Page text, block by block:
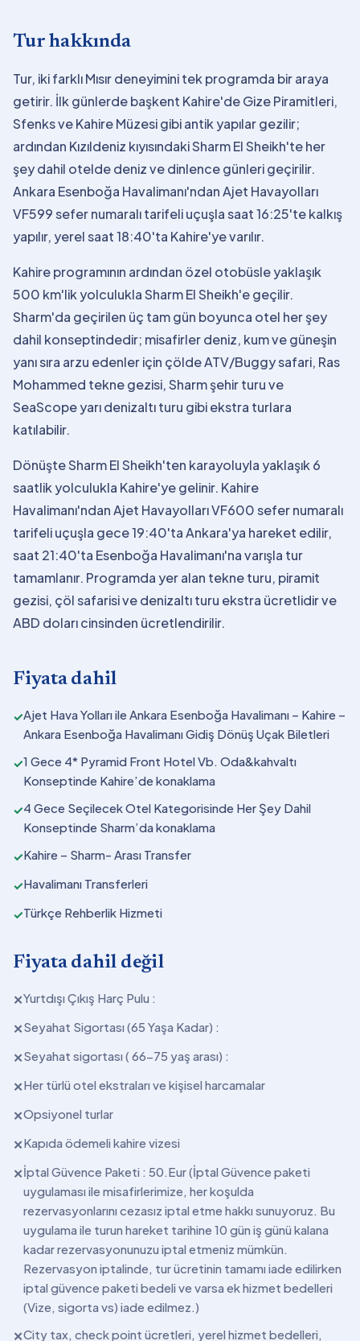
Tur hakkında
Tur, iki farklı Mısır deneyimini tek programda bir araya
getirir. İlk günlerde başkent Kahire'de Gize Piramitleri,
Sfenks ve Kahire Müzesi gibi antik yapılar gezilir;
ardından Kızıldeniz kıyısındaki Sharm El Sheikh'te her
şey dahil otelde deniz ve dinlence günleri geçirilir.
Ankara Esenboğa Havalimanı'ndan Ajet Havayolları
VF599 sefer numaralı tarifeli uçuşla saat 16:25'te kalkış
yapılır, yerel saat 18:40'ta Kahire'ye varılır.
Kahire programının ardından özel otobüsle yaklaşık
500 km'lik yolculukla Sharm El Sheikh'e geçilir.
Sharm'da geçirilen üç tam gün boyunca otel her şey
dahil konseptindedir; misafirler deniz, kum ve güneşin
yanı sıra arzu edenler için çölde ATV/Buggy safari, Ras
Mohammed tekne gezisi, Sharm şehir turu ve
SeaScope yarı denizaltı turu gibi ekstra turlara
katılabilir.
Dönüşte Sharm El Sheikh'ten karayoluyla yaklaşık 6
saatlik yolculukla Kahire'ye gelinir. Kahire
Havalimanı'ndan Ajet Havayolları VF600 sefer numaralı
tarifeli uçuşla gece 19:40'ta Ankara'ya hareket edilir,
saat 21:40'ta Esenboğa Havalimanı'na varışla tur
tamamlanır. Programda yer alan tekne turu, piramit
gezisi, çöl safarisi ve denizaltı turu ekstra ücretlidir ve
ABD doları cinsinden ücretlendirilir.
Fiyata dahil
✓Ajet Hava Yolları ile Ankara Esenboğa Havalimanı – Kahire –
Ankara Esenboğa Havalimanı Gidiş Dönüş Uçak Biletleri
✓1 Gece 4* Pyramid Front Hotel Vb. Oda&kahvaltı
Konseptinde Kahire’de konaklama
✓4 Gece Seçilecek Otel Kategorisinde Her Şey Dahil
Konseptinde Sharm’da konaklama
✓Kahire – Sharm- Arası Transfer
✓Havalimanı Transferleri
✓Türkçe Rehberlik Hizmeti
Fiyata dahil değil
✕Yurtdışı Çıkış Harç Pulu :
✕Seyahat Sigortası (65 Yaşa Kadar) :
✕Seyahat sigortası ( 66-75 yaş arası) :
✕Her türlü otel ekstraları ve kişisel harcamalar
✕Opsiyonel turlar
✕Kapıda ödemeli kahire vizesi
✕İptal Güvence Paketi : 50.Eur (İptal Güvence paketi
uygulaması ile misafirlerimize, her koşulda
rezervasyonlarını cezasız iptal etme hakkı sunuyoruz. Bu
uygulama ile turun hareket tarihine 10 gün iş günü kalana
kadar rezervasyonunuzu iptal etmeniz mümkün.
Rezervasyon iptalinde, tur ücretinin tamamı iade edilirken
iptal güvence paketi bedeli ve varsa ek hizmet bedelleri
(Vize, sigorta vs) iade edilmez.)
✕City tax, check point ücretleri, yerel hizmet bedelleri,